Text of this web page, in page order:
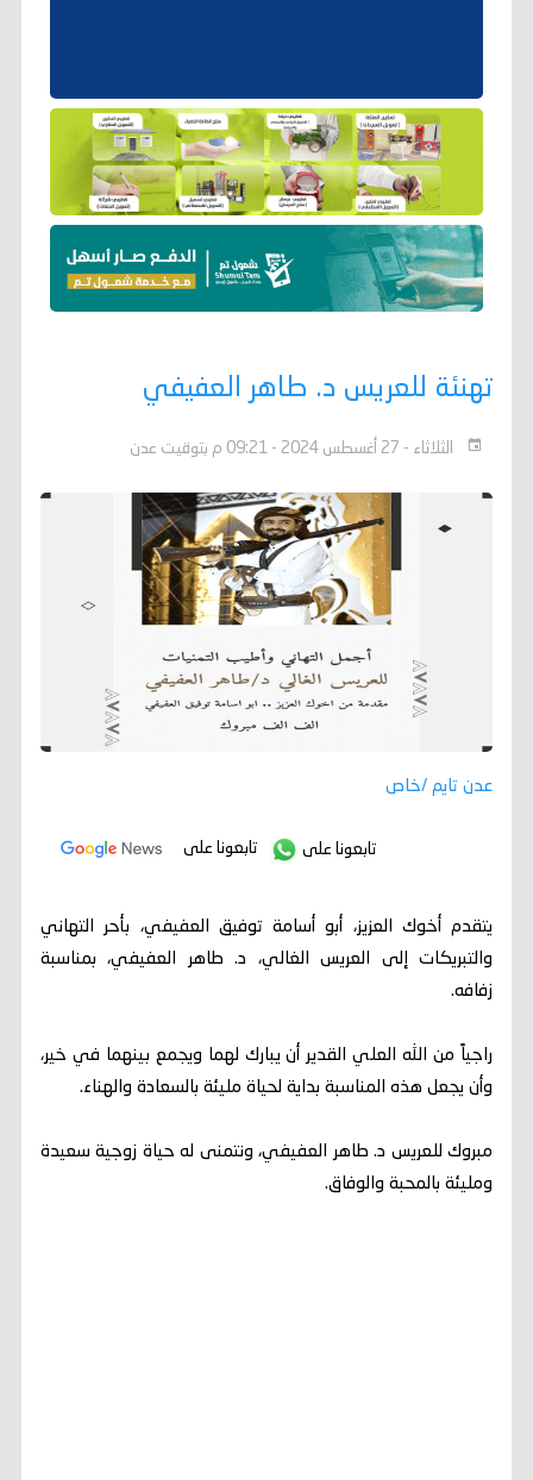
تهنئة للعريس د. طاهر العفيفي
الثلاثاء - 27 أغسطس 2024 - 09:21 م بتوقيت عدن
عدن تايم /خاص
تابعونا على تابعونا على
يتقدم أخوك العزيز، أبو أسامة توفيق العفيفي، بأحر التهاني
والتبريكات إلى العريس الغالي، د. طاهر العفيفي، بمناسبة
زفافه.
راجياً من الله العلي القدير أن يبارك لهما ويجمع بينهما في خير،
وأن يجعل هذه المناسبة بداية لحياة مليئة بالسعادة والهناء.
مبروك للعريس د. طاهر العفيفي، ونتمنى له حياة زوجية سعيدة
ومليئة بالمحبة والوفاق.